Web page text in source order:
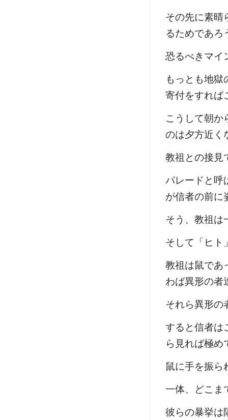
その先に素晴
るためであろ
恐るべきマイ
もっとも地獄
寄付をすれば
こうして朝か
のは夕方近く
教祖との接見
パレードと呼
が信者の前に
そう、教祖は
そして「ヒト
教祖は鼠であ
わば異形の者
それら異形の
すると信者は
ら見れば極め
鼠に手を振ら
一体、どこ
彼らの暴挙は